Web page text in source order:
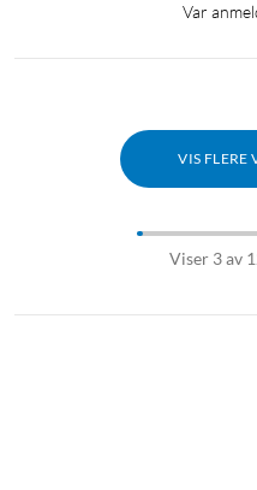
Var
VIS FLERE
Viser 3 av